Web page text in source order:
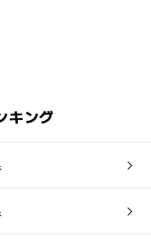
キング